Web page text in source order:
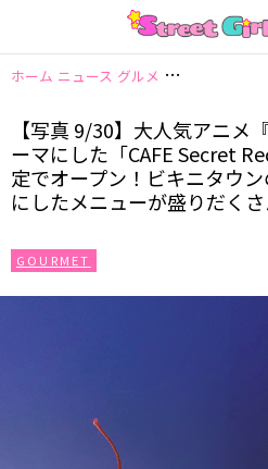
ホーム ニュース グルメ 【写真 9/30】
【写真 9/30】大人気アニメ
ーマにした「CAFE Secret
定でオープン！ビキニタウ
にしたメニューが盛りだく
GOURMET